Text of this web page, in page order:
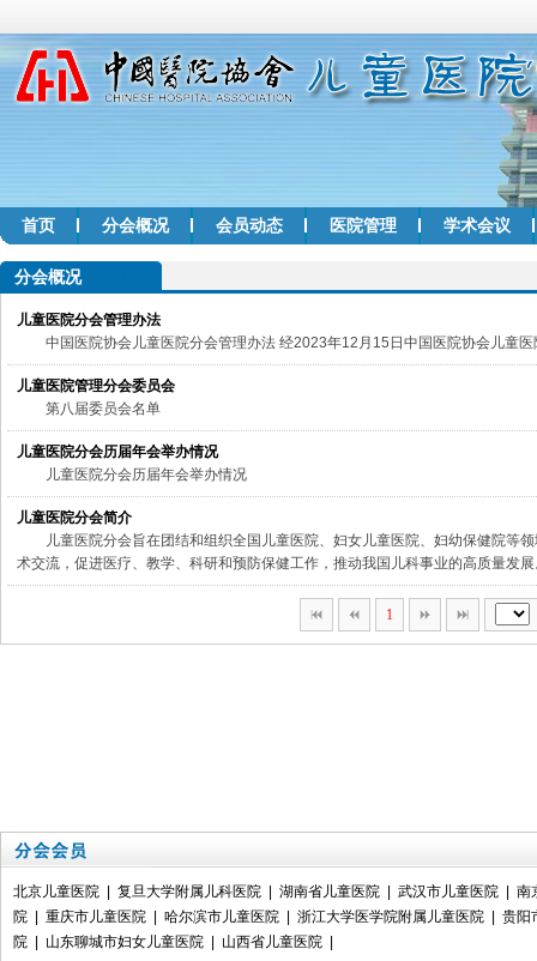
首页 分会概况 会员动态 医院管理 学术会议
分会概况
儿童医院分会管理办法
中国医院协会儿童医院分会管理办法 经2023年12月15日中国医院协会儿童
儿童医院管理分会委员会
第八届委员会名单
儿童医院分会历届年会举办情况
儿童医院分会历届年会举办情况
儿童医院分会简介
儿童医院分会旨在团结和组织全国儿童医院、妇女儿童医院、妇幼保健院等
术交流，促进医疗、教学、科研和预防保健工作，推动我国儿科事业的高质量发
1
北京儿童医院 复旦大学附属儿科医院 湖南省儿童医院 武汉市儿童医院
南
院
重庆市儿童医院 哈尔滨市儿童医院 浙江大学医学院附属儿童医院
贵阳
院
山东聊城市妇女儿童医院 山西省儿童医院